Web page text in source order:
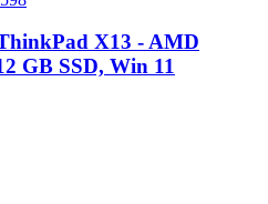
X13 - AMD
GB SSD, Win 11